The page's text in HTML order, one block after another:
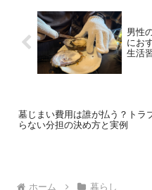
男性
にお
生活
墓じまい費用は誰が払う？トラ
らない分担の決め方と実例
ホーム 暮らし